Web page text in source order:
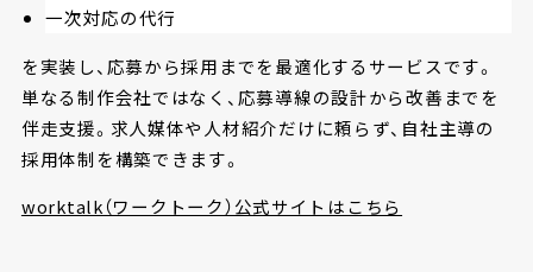
一次対応の代行
を実装し、応募から採用までを最適化するサービスです。
単なる制作会社ではなく、応募導線の設計から改善までを
伴走支援。求人媒体や人材紹介だけに頼らず、自社主導の
採用体制を構築できます。
worktalk（ワークトーク）公式サイトはこちら